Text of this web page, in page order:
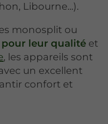
Libourne...).
monosplit ou
leur qualité et
, les appareils sont
un excellent
confort et